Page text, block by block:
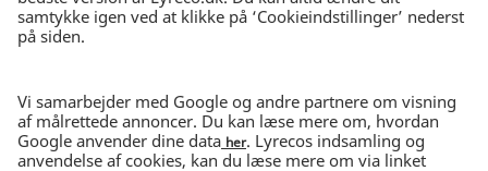
30 DAGES RETURRET
I ubrudt emballage
NYHEDSBREV
Tilmeld nyhedsbrev